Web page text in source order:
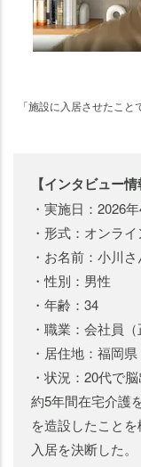
「施設に入居させたこ
【インタビュー情
・実施日：2026
・形式：オンラ
・お名前：小川さ
・性別：男性
・年齢：34
・職業：会社員（
・居住地：福岡県
・状況：20代で
約5年間在宅介護
を造設したこと
入居を決断した。